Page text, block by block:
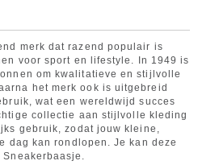
merk dat razend populair is
voor sport en lifestyle. In 1949 is
om kwalitatieve en stijlvolle
het merk ook is uitgebreid
wat een wereldwijd succes
collectie aan stijlvolle kleding
gebruik, zodat jouw kleine,
dag kan rondlopen. Je kan deze